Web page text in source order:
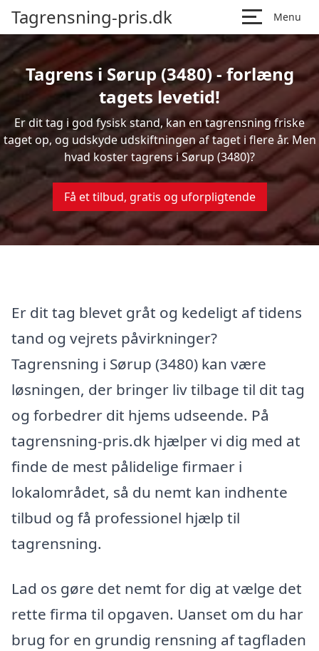
Tagrensning-pris.dk Menu
Tagrens i Sørup (3480) - forlæng
tagets levetid!
Er dit tag i god fysisk stand, kan en tagrensning friske
taget op, og udskyde udskiftningen af taget i flere år. Men
hvad koster tagrens i Sørup (3480)?
Få et tilbud, gratis og uforpligtende
Er dit tag blevet gråt og kedeligt af tidens
tand og vejrets påvirkninger?
Tagrensning i Sørup (3480) kan være
løsningen, der bringer liv tilbage til dit tag
og forbedrer dit hjems udseende. På
tagrensning-pris.dk hjælper vi dig med at
finde de mest pålidelige firmaer i
lokalområdet, så du nemt kan indhente
tilbud og få professionel hjælp til
tagrensning.
Lad os gøre det nemt for dig at vælge det
rette firma til opgaven. Uanset om du har
brug for en grundig rensning af tagfladen